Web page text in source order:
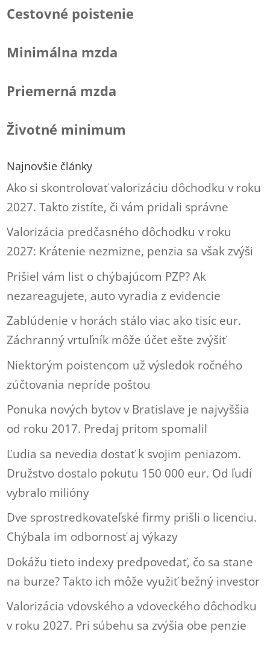
Cestovné poistenie
Minimálna mzda
Priemerná mzda
Životné minimum
Najnovšie články
Ako si skontrolovať valorizáciu dôchodku v roku
2027. Takto zistíte, či vám pridali správne
Valorizácia predčasného dôchodku v roku
2027: Krátenie nezmizne, penzia sa však zvýši
Prišiel vám list o chýbajúcom PZP? Ak
nezareagujete, auto vyradia z evidencie
Zablúdenie v horách stálo viac ako tisíc eur.
Záchranný vrtuľník môže účet ešte zvýšiť
Niektorým poistencom už výsledok ročného
zúčtovania nepríde poštou
Ponuka nových bytov v Bratislave je najvyššia
od roku 2017. Predaj pritom spomalil
Ľudia sa nevedia dostať k svojim peniazom.
Družstvo dostalo pokutu 150 000 eur. Od ľudí
vybralo milióny
Dve sprostredkovateľské firmy prišli o licenciu.
Chýbala im odbornosť aj výkazy
Dokážu tieto indexy predpovedať, čo sa stane
na burze? Takto ich môže využiť bežný investor
Valorizácia vdovského a vdoveckého dôchodku
v roku 2027. Pri súbehu sa zvýšia obe penzie